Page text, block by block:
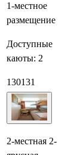
1-местное
размещение
Доступные
каюты: 2
130131
2-местная 2-